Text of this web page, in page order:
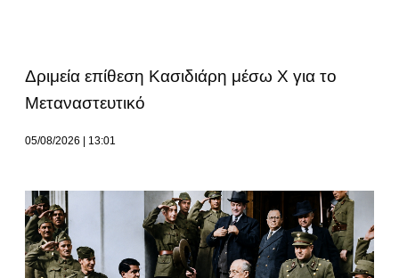
Δριμεία επίθεση Κασιδιάρη μέσω Χ για το
Μεταναστευτικό
05/08/2026 13:01